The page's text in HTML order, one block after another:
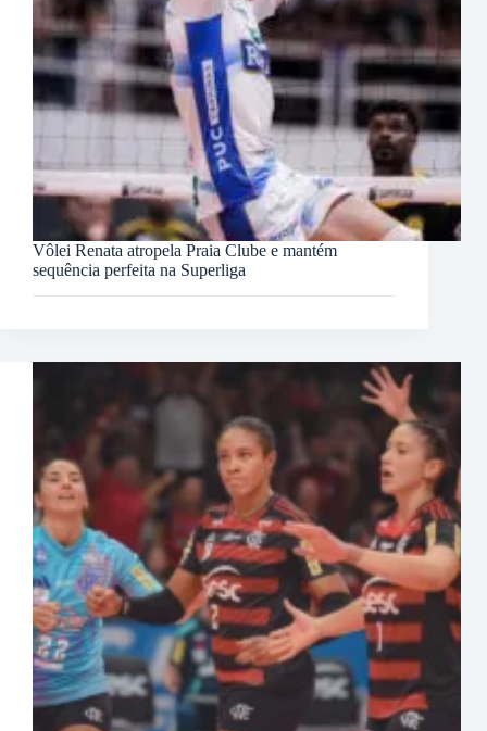
Vôlei Renata atropela Praia Clube e mantém
sequência perfeita na Superliga